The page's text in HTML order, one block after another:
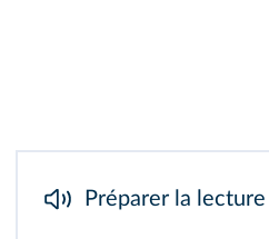
Préparer la lecture